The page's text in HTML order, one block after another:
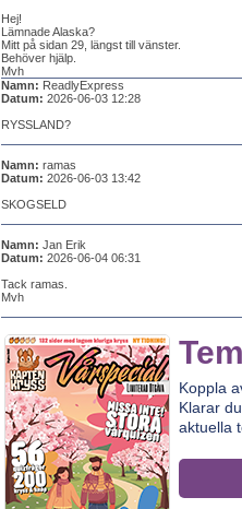
Hej!
Lämnade Alaska?
Mitt på sidan 29, längst till vänster.
Behöver hjälp.
Mvh
Namn: ReadlyExpress
Datum: 2026-06-03 12:28
RYSSLAND?
Namn: ramas
Datum: 2026-06-03 13:42
SKOGSELD
Namn: Jan Erik
Datum: 2026-06-04 06:31
Tack ramas.
Mvh
Koppla
Klarar
aktuella